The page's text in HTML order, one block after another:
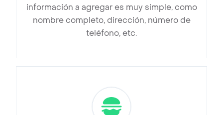
información a agregar es muy simple, como
nombre completo, dirección, número de
teléfono, etc.